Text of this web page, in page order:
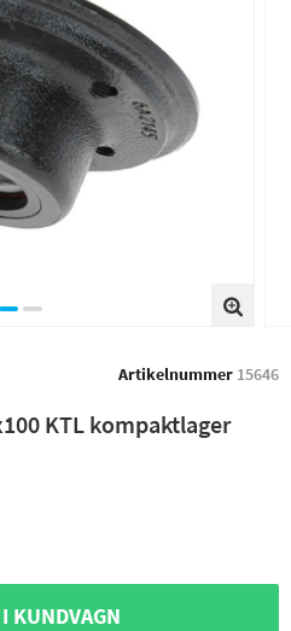
Artikelnummer 15646
KTL kompaktlager
KUNDVAGN